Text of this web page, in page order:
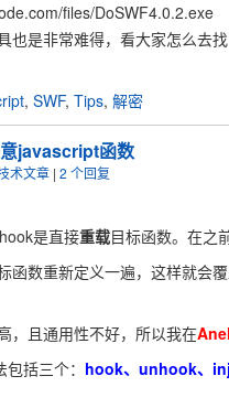
files/DoSWF4.0.2.exe
也是非常难得，看大家怎么去找
, SWF, Tips, 解密
javascript函数
术文章 | 2 个回复
是直接重载目标函数。在之
函数重新定义一遍，这样就会
，且通用性不好，所以我在
括三个： hook、unhook、